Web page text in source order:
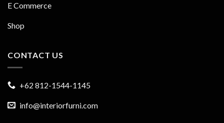
E Commerce
Shop
CONTACT US
+62 812-1544-1145
info@interiorfurni.com